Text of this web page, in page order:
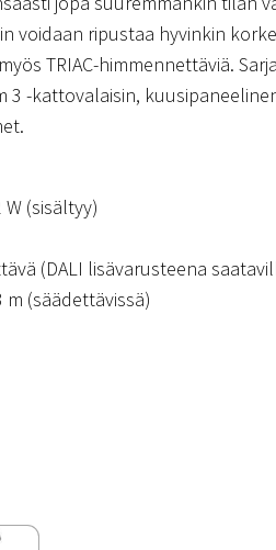
voidaan ripustaa hyvinkin
TRIAC-himmennettäviä.
3 -kattovalaisin,
W (sisältyy)
(DALI lisävarusteena
(säädettävissä)